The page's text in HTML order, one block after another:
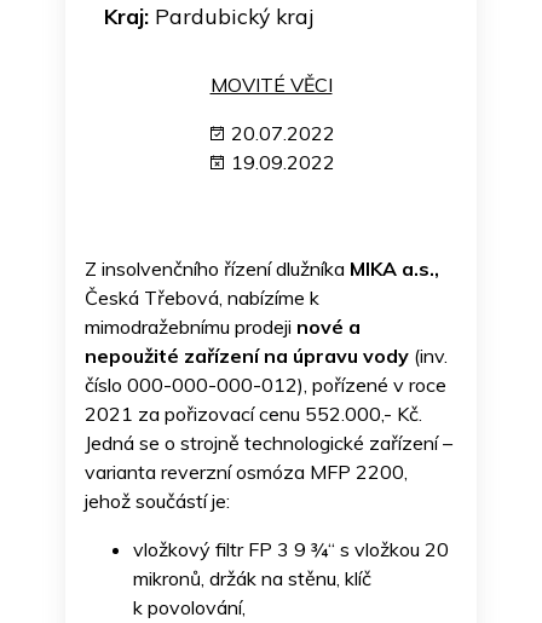
Kraj: Pardubický kraj
MOVITÉ VĚCI
20.07.2022
19.09.2022
Z insolvenčního řízení dlužníka MIKA a.s.,
Česká Třebová, nabízíme k
mimodražebnímu prodeji nové a
nepoužité zařízení na úpravu vody (inv.
číslo 000-000-000-012), pořízené v roce
2021 za pořizovací cenu 552.000,- Kč.
Jedná se o strojně technologické zařízení –
varianta reverzní osmóza MFP 2200,
jehož součástí je:
vložkový filtr FP 3 9 ¾“ s vložkou 20
mikronů, držák na stěnu, klíč
k povolování,